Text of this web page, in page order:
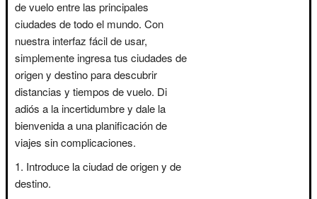
de vuelo entre las principales
ciudades de todo el mundo. Con
nuestra interfaz fácil de usar,
simplemente ingresa tus ciudades de
origen y destino para descubrir
distancias y tiempos de vuelo. Di
adiós a la incertidumbre y dale la
bienvenida a una planificación de
viajes sin complicaciones.
Introduce la ciudad de origen y de
destino.